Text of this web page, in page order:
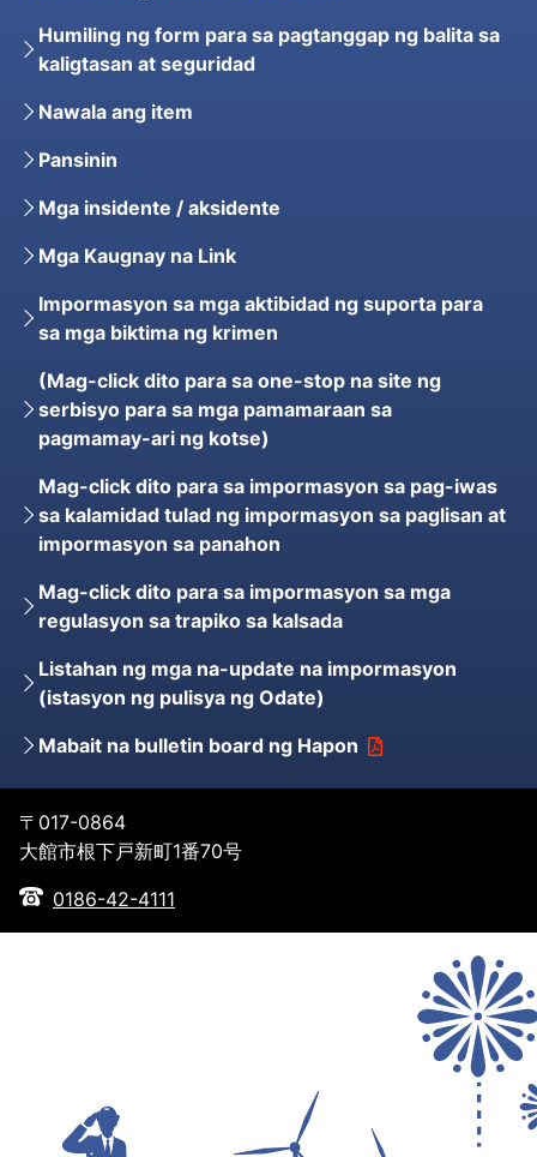
Humiling ng form para sa pagtanggap ng balita sa
kaligtasan at seguridad
Nawala ang item
Pansinin
Mga insidente / aksidente
Mga Kaugnay na Link
Impormasyon sa mga aktibidad ng suporta para
sa mga biktima ng krimen
(Mag-click dito para sa one-stop na site ng
serbisyo para sa mga pamamaraan sa
pagmamay-ari ng kotse)
Mag-click dito para sa impormasyon sa pag-iwas
sa kalamidad tulad ng impormasyon sa paglisan at
impormasyon sa panahon
Mag-click dito para sa impormasyon sa mga
regulasyon sa trapiko sa kalsada
Listahan ng mga na-update na impormasyon
(istasyon ng pulisya ng Odate)
Mabait na bulletin board ng Hapon
〒017-0864
大館市根下戸新町1番70号
0186-42-4111